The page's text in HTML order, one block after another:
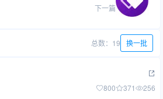
下一篇
总数：19 换一批
800 371 256